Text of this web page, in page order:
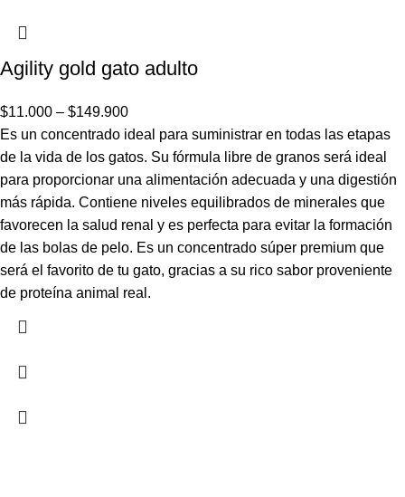
Agility gold gato adulto
$11.000 – $149.900
Es un concentrado ideal para suministrar en todas las etapas
de la vida de los gatos. Su fórmula libre de granos será ideal
para proporcionar una alimentación adecuada y una digestión
más rápida. Contiene niveles equilibrados de minerales que
favorecen la salud renal y es perfecta para evitar la formación
de las bolas de pelo. Es un concentrado súper premium que
será el favorito de tu gato, gracias a su rico sabor proveniente
de proteína animal real.